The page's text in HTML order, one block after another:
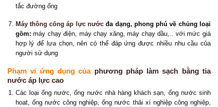
tắc đường ống
Máy thông cống áp lực nước đa dạng, phong phú về chủng loại
gồm: máy chạy điện, máy chạy xăng, máy chạy dầu,.. với mức giá
hợp lý để lựa chọn, nên có thể đáp ứng được nhiều nhu cầu của
người sử dụng
Phạm vi ứng dụng của phương pháp làm sạch bằng tia
nước áp lực cao
Các loại ống nước, ống nước nhà hàng khách sạn, ống nước sinh
hoạt, ống nước công nghiệp, ống nước thải xí nghiệp công nghiệp,